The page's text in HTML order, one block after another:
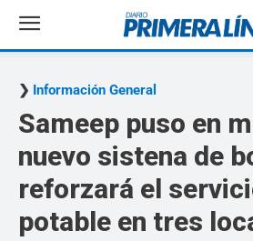
Información General
Sameep puso en
nuevo sistena de
reforzará el
potable en tres